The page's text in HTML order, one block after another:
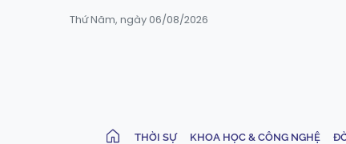
Thứ Năm, ngày 06/08/2026
THỜI SỰ KHOA HỌC & CÔNG NGHỆ